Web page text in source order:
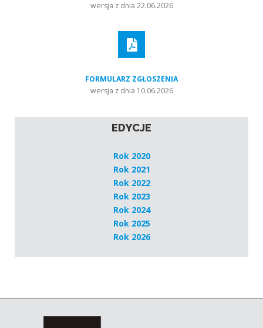
wersja z dnia 22.06.2026
FORMULARZ ZGŁOSZENIA
wersja z dnia 10.06.2026
EDYCJE
Rok 2020
Rok 2021
Rok 2022
Rok 2023
Rok 2024
Rok 2025
Rok 2026